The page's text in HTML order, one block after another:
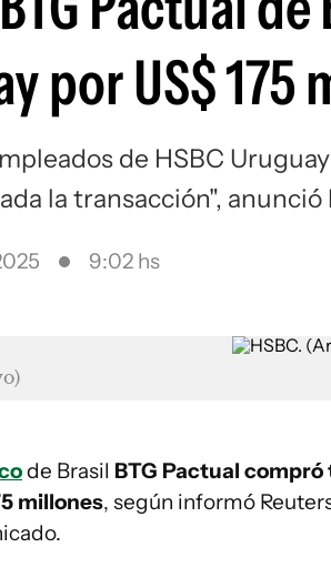
por US$ 175
de HSBC
la transacción", anunció
9:02 hs
de Brasil BTG Pactual compró
millones, según informó